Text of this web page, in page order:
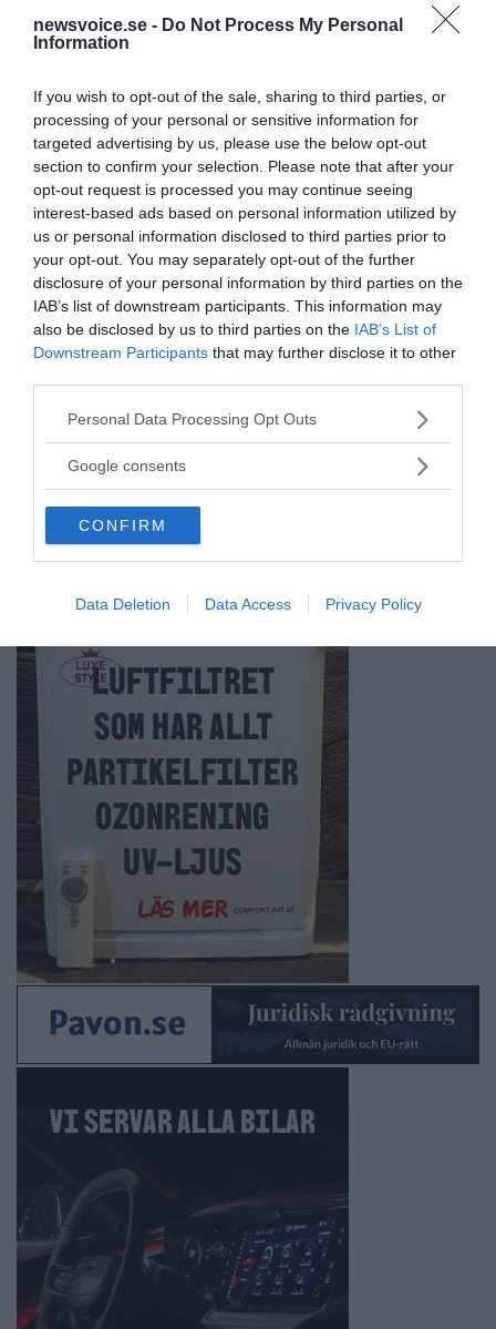
newsvoice.se - Do Not Process My Personal
Information
If you wish to opt-out of the sale, sharing to third parties, or
processing of your personal or sensitive information for
targeted advertising by us, please use the below opt-out
section to confirm your selection. Please note that after your
opt-out request is processed you may continue seeing
interest-based ads based on personal information utilized by
us or personal information disclosed to third parties prior to
your opt-out. You may separately opt-out of the further
disclosure of your personal information by third parties on the
IAB’s list of downstream participants. This information may
also be disclosed by us to third parties on the IAB’s List of
Downstream Participants that may further disclose it to other
Please note that this website/app uses one or more Google
not limited to your visit or usage behaviour. You may click to
use your data for below specified purposes in below Google
consent section.
Personal Data Processing Opt Outs
Google consents
CONFIRM
Data Deletion Data Access Privacy Policy
Prenumerera på vårt nyhetsbrev
Få NewsVoice nyhets-mail
ANNONSER